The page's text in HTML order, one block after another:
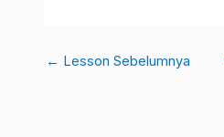
← Lesson Sebelumnya